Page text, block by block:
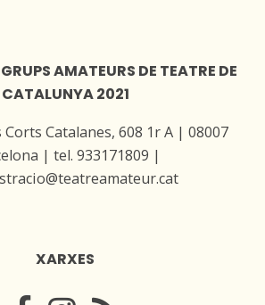
AMATEURS DE TEATRE DE
CATALUNYA 2021
Corts Catalanes, 608 1r A | 08007
| tel. 933171809 |
XARXES